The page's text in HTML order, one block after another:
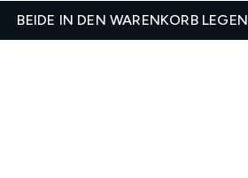
BEIDE IN DEN WARENKORB LEGEN